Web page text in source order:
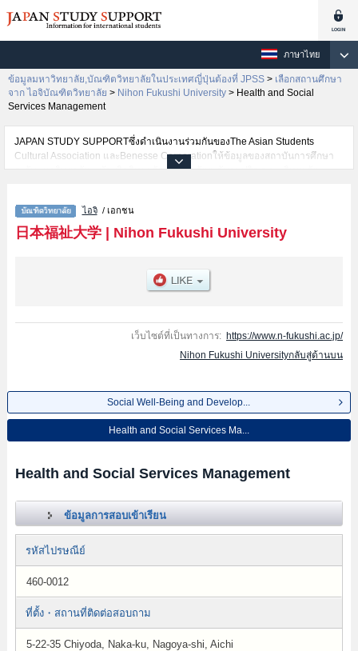
ภาษาไทย
ข้อมูลมหาวิทยาลัย,บัณฑิตวิทยาลัยในประเทศญี่ปุ่นต้องที่ JPSS > เลือกสถานศึกษา
จาก ไอจิบัณฑิตวิทยาลัย > Nihon Fukushi University > Health and Social
Services Management
JAPAN STUDY SUPPORTซึ่งดำเนินงานร่วมกันของThe Asian Students
Cultural Association และBenesse Corporationให้ข้อมูลของสถาบันการศึกษา
ระดับมหาวิทยาลัย・บัณฑิตวิทยาลัย・วิทยาลัยระดับอนุปริญญา・วิทยาลัย
ต่างชาติเช่นSocial Well-Being and Development Doctor's Degree
ProgramsหรือHealth and Social Services Management เป็นต้น,ข้อมูลของ
แต่ละสาขาวิจัย,ข้อมูลการสอบคัดเลือกเข้าศึกษาเช่นจำนวนคนที่รับสมัครหรือ
ด้วยดังนั้นขอเชิญใช้บริการค้นหาข้อมูลตามอัธยาศัย
ไอจิ/ เอกชน
日本福祉大学| Nihon Fukushi University
เว็บไซต์ที่เป็นทางการ: https://www.n-fukushi.ac.jp/
Nihon Fukushi Universityกลับสู่ด้านบน
Social Well-Being and Develop...
Health and Social Services Ma...
Health and Social Services Management
ข้อมูลการสอบเข้าเรียน
รหัสไปรษณีย์
460-0012
ที่ตั้ง・สถานที่ติดต่อสอบถาม
5-22-35 Chiyoda, Naka-ku, Nagoya-shi, Aichi